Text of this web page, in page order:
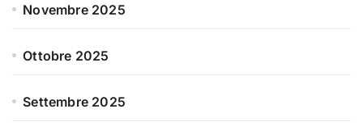
Novembre 2025
Ottobre 2025
Settembre 2025